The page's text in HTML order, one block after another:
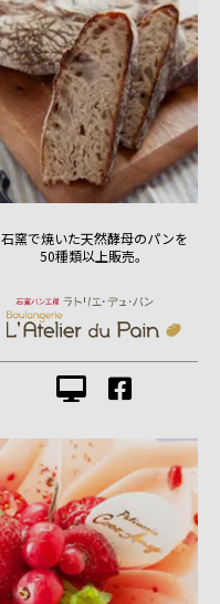
石窯で焼いた天然酵母のパンを
50種類以上販売。